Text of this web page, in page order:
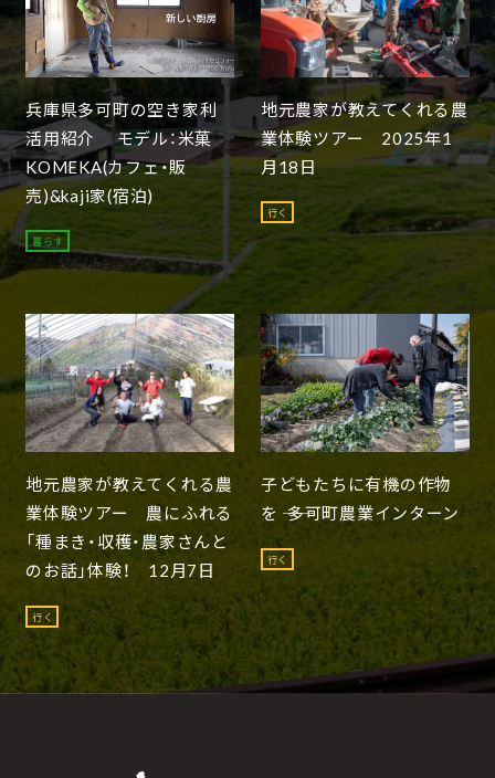
兵庫県多可町の空き家利
活用紹介 モデル：米菓
KOMEKA(カフェ・販
売)&kaji家(宿泊)
暮らす
地元農家が教えてくれる農
業体験ツアー 2025年1
月18日
行く
地元農家が教えてくれる農
業体験ツアー 農にふれる
「種まき・収穫・農家さんと
のお話」体験！ 12月7日
行く
子どもたちに有機の作物
を ―― 多可町農業インターン
行く